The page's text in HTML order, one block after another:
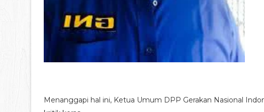
Menanggapi hal ini, Ketua Umum DPP Gerakan Nasional